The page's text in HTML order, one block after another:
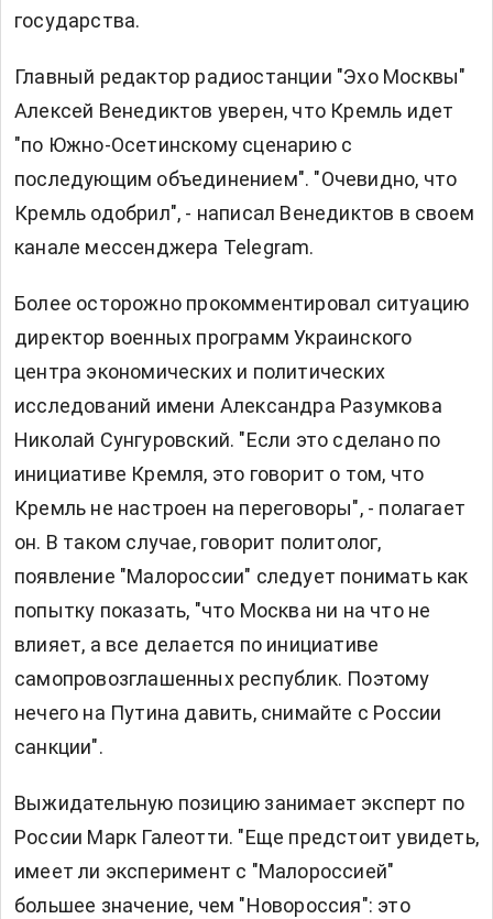
государства.
Главный редактор радиостанции "Эхо Москвы"
Алексей Венедиктов уверен, что Кремль идет
"по Южно-Осетинскому сценарию с
последующим объединением". "Очевидно, что
Кремль одобрил", - написал Венедиктов в своем
канале мессенджера Telegram.
Более осторожно прокомментировал ситуацию
директор военных программ Украинского
центра экономических и политических
исследований имени Александра Разумкова
Николай Сунгуровский. "Если это сделано по
инициативе Кремля, это говорит о том, что
Кремль не настроен на переговоры", - полагает
он. В таком случае, говорит политолог,
появление "Малороссии" следует понимать как
попытку показать, "что Москва ни на что не
влияет, а все делается по инициативе
самопровозглашенных республик. Поэтому
нечего на Путина давить, снимайте с России
санкции".
Выжидательную позицию занимает эксперт по
России Марк Галеотти. "Еще предстоит увидеть,
имеет ли эксперимент с "Малороссией"
большее значение, чем "Новороссия": это